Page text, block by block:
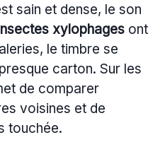
sain et dense, le son
xylophages ont
le timbre se
carton. Sur les
de comparer
voisines et de
touchée.